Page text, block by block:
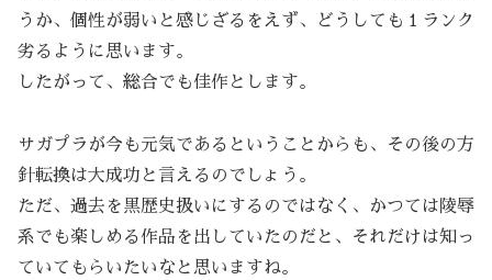
うか、個性が弱いと感じざるをえず、どうしても１ランク
劣るように思います。
したがって、総合でも佳作とします。
サガプラが今も元気であるということからも、その後の方
針転換は大成功と言えるのでしょう。
ただ、過去を黒歴史扱いにするのではなく、かつては陵辱
系でも楽しめる作品を出していたのだと、それだけは知っ
ていてもらいたいなと思いますね。